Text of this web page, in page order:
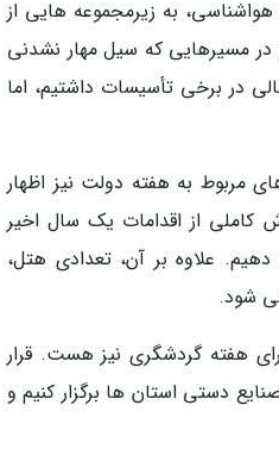
به زیرمجموعه هایی از
مسیرهایی که سیل مهار نشدنی
در برخی تأسیسات داشتیم، اما
مربوط به هفته دولت نیز اظهار
کاملی از اقدامات یک سال اخیر
علاوه بر آن، تعدادی هتل،
شود.
هفته گردشگری نیز هست. قرار
دستی استان ها برگزار کنیم و